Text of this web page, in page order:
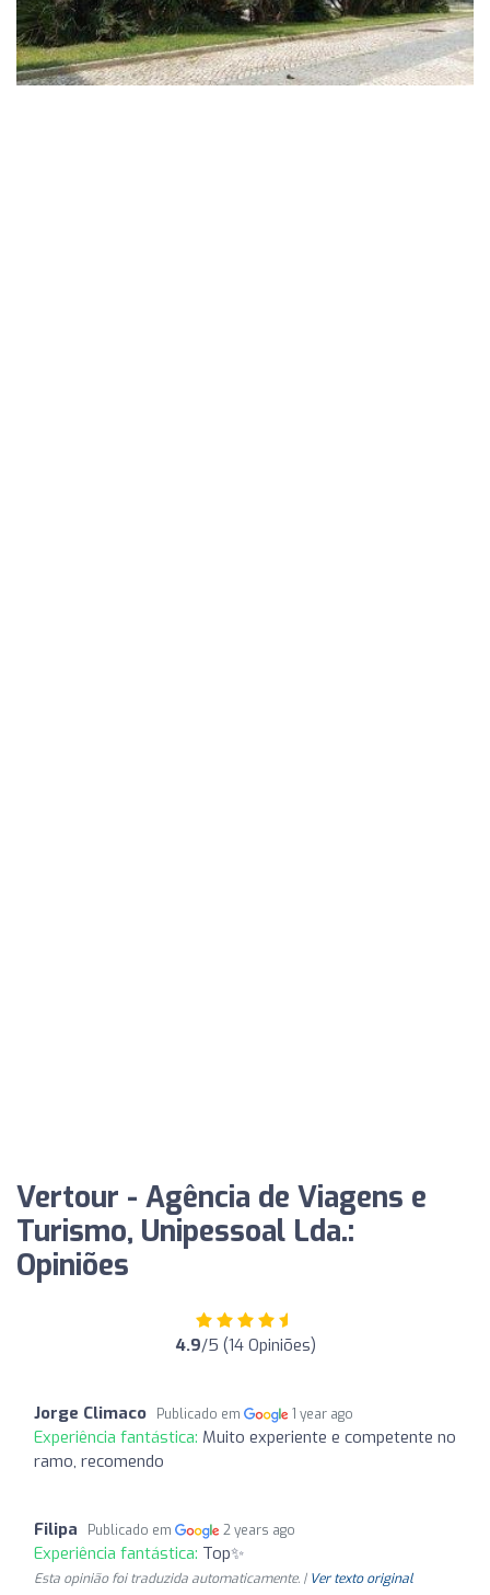
Vertour - Agência de Viagens e
Turismo, Unipessoal Lda.:
Opiniões
4.9/5 (14 Opiniões)
Jorge Climaco Publicado em 1 year ago
Experiência fantástica: Muito experiente e competente no
ramo, recomendo
Filipa Publicado em 2 years ago
Experiência fantástica: Top✨
Esta opinião foi traduzida automaticamente. | Ver texto original